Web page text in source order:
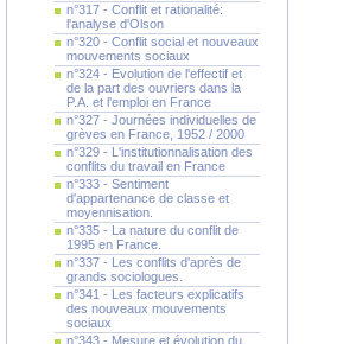
n°317 - Conflit et rationalité:
l'analyse d'Olson
n°320 - Conflit social et nouveaux
mouvements sociaux
n°324 - Evolution de l'effectif et
de la part des ouvriers dans la
P.A. et l'emploi en France
n°327 - Journées individuelles de
grèves en France, 1952 / 2000
n°329 - L'institutionnalisation des
conflits du travail en France
n°333 - Sentiment
d'appartenance de classe et
moyennisation.
n°335 - La nature du conflit de
1995 en France.
n°337 - Les conflits d'après de
grands sociologues.
n°341 - Les facteurs explicatifs
des nouveaux mouvements
sociaux
n°343 - Mesure et évolution du